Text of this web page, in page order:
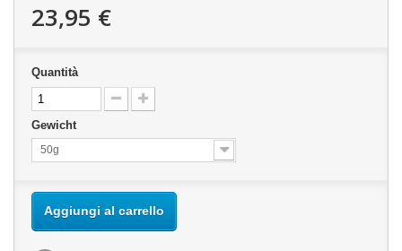
23,95 €
Quantità
Gewicht
50g
Aggiungi al carrello